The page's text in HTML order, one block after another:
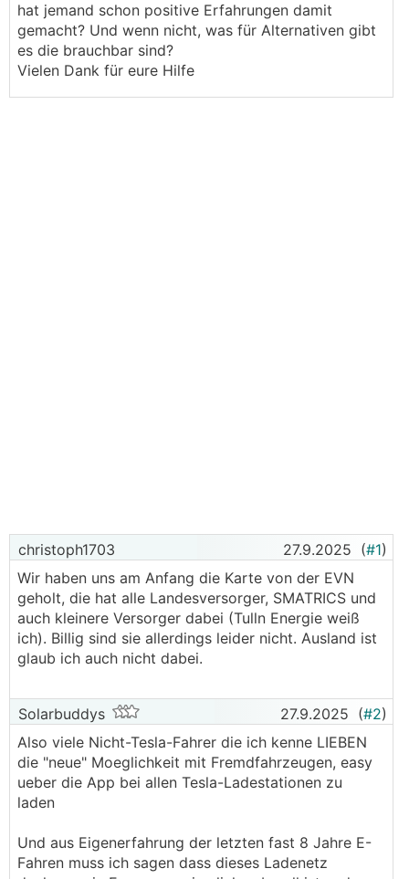
hat jemand schon positive Erfahrungen damit
gemacht? Und wenn nicht, was für Alternativen gibt
es die brauchbar sind?
Vielen Dank für eure Hilfe
christoph1703 27.9.2025 (#1)
Wir haben uns am Anfang die Karte von der EVN
geholt, die hat alle Landesversorger, SMATRICS und
auch kleinere Versorger dabei (Tulln Energie weiß
ich). Billig sind sie allerdings leider nicht. Ausland ist
glaub ich auch nicht dabei.
Solarbuddys 27.9.2025 (#2)
Also viele Nicht-Tesla-Fahrer die ich kenne LIEBEN
die "neue" Moeglichkeit mit Fremdfahrzeugen, easy
ueber die App bei allen Tesla-Ladestationen zu
laden
Und aus Eigenerfahrung der letzten fast 8 Jahre E-
Fahren muss ich sagen dass dieses Ladenetz